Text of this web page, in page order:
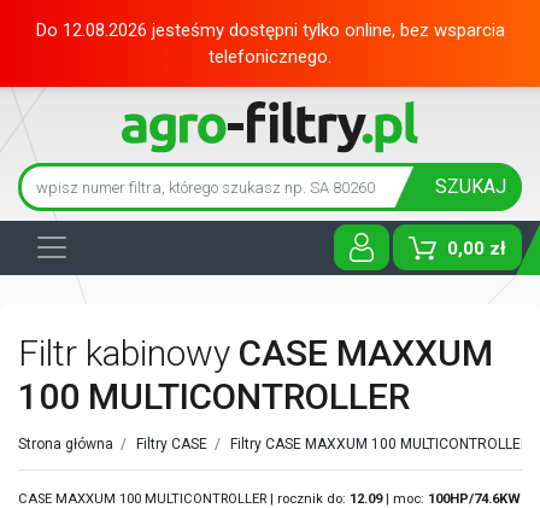
Do 12.08.2026 jesteśmy dostępni tylko online, bez wsparcia
telefonicznego.
SZUKAJ
0,00 zł
Toggle
Filtr kabinowy CASE MAXXUM
100 MULTICONTROLLER
Strona główna / Filtry CASE / Filtry CASE MAXXUM 100 MULTICONTROLLER
CASE MAXXUM 100 MULTICONTROLLER | rocznik do: 12.09| moc: 100HP/74.6KW